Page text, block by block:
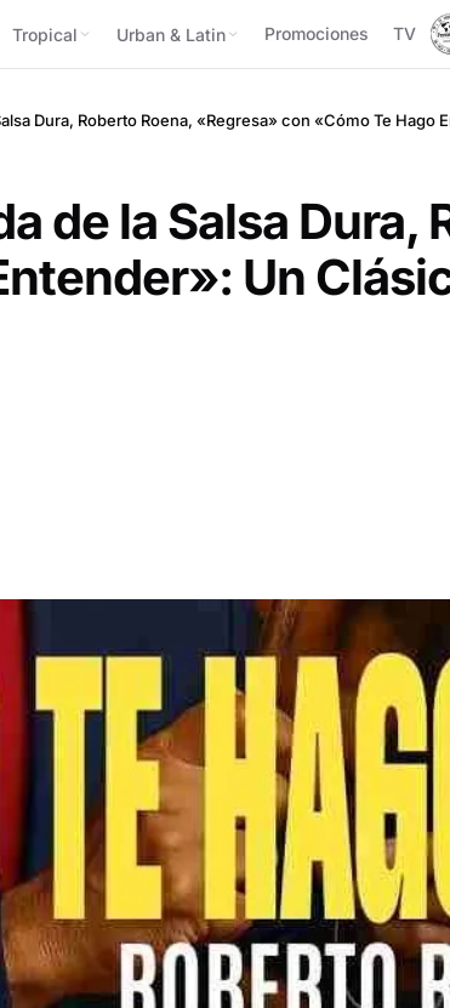
Tropical Urban & Latin Promociones TV
Dura, Roberto Roena, «Regresa» con «Cómo Te
de la Salsa
Un